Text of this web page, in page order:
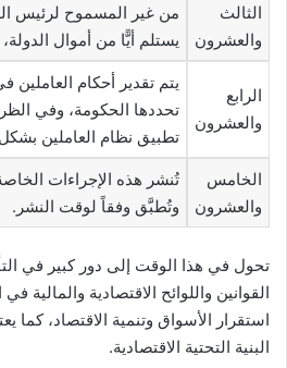
الثالث
والعشرون
من غير المسموح لرئيس
يستلم أيًّا من أموال
الرابع
والعشرون
يتم تقدير أحكام العاملين
تحددها الحكومة، وفي
تطبيق نظام العاملين
الخامس
والعشرون
تُنشر هذه الإجراءات
وتُطبَّق وفقاً لوقت النشر.
تحول في هذا الوقت إلى دور كبير في
القوانين واللوائح الاقتصادية والمالية
استقرار الأسواق وتنمية الاقتصاد، كما
البنية التحتية الاقتصادية.